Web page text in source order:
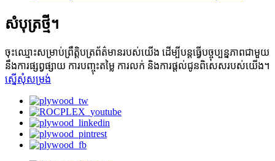
សំបុត្រថ្មី។
ចុះឈ្មោះសម្រាប់ព្រឹត្តិបត្រព័ត៌មានរបស់យើង ដើម្បីបន្តធ្វើបច្ចុប្បន្នភាពជាមួយ
នឹងការផ្សព្វផ្សាយ ការបញ្ចុះតម្លៃ ការលក់ និងការផ្តល់ជូនពិសេសរបស់យើង។
ស្នើសុំសម្រង់